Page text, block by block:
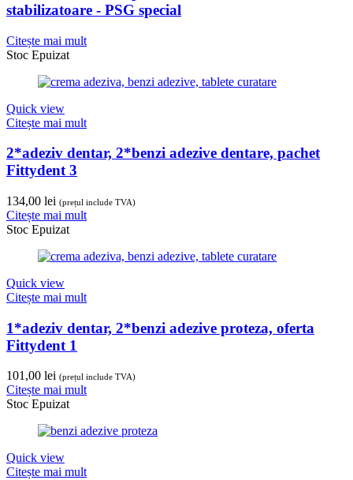
stabilizatoare - PSG special
Citește mai mult
Stoc Epuizat
Quick view
Citește mai mult
2*adeziv dentar, 2*benzi adezive dentare, pachet
Fittydent 3
134,00 lei (prețul include TVA)
Citește mai mult
Stoc Epuizat
Quick view
Citește mai mult
1*adeziv dentar, 2*benzi adezive proteza, oferta
Fittydent 1
101,00 lei (prețul include TVA)
Citește mai mult
Stoc Epuizat
Quick view
Citește mai mult